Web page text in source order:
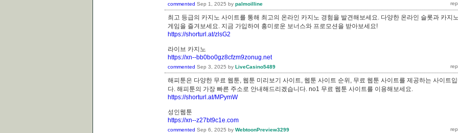
commented Sep 1, 2025 by palmoilline
최고 등급의 카지노 사이트를 통해 최고의 온라인 카지노 경험을 발견해보세요. 다양한 온라인 슬롯과 카지노
게임을 즐겨보세요. 지금 가입하여 흥미로운 보너스와 프로모션을 받아보세요!
https://shorturl.at/zlsG2
라이브 카지노
https://xn--bb0bo0gz8cfzm9zonug.net
commented Sep 3, 2025 by LiveCasino5489
해피툰은 다양한 무료 웹툰, 웹툰 미리보기 사이트, 웹툰 사이트 순위, 무료 웹툰 사이트를 제공하는 사이트
다. 해피툰의 가장 빠른 주소로 안내해드리겠습니다. no1 무료 웹툰 사이트를 이용해보세요.
https://shorturl.at/MPymW
성인웹툰
https://xn--z27bt9c1e.com
commented Sep 6, 2025 by WebtoonPreview3299